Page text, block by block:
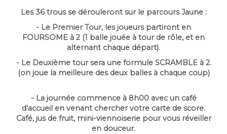
Les 36 trous se dérouleront sur le parcours Jaune :
- Le Premier Tour, les joueurs partiront en
FOURSOME à 2 (1 balle jouée à tour de rôle, et en
alternant chaque départ).
- Le Deuxième tour sera une formule SCRAMBLE à 2.
(on joue la meilleure des deux balles à chaque coup)
- La journée commence à 8h00 avec un café
d'accueil en venant chercher votre carte de score.
Café, jus de fruit, mini-viennoiserie pour vous réveiller
en douceur.